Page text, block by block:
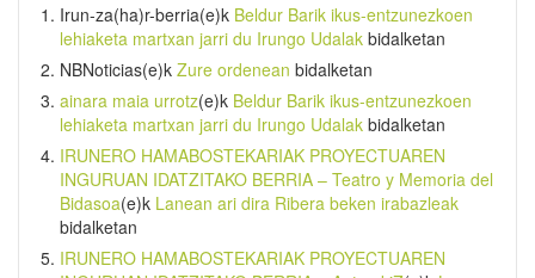
Irun-za(ha)r-berria(e)k Beldur Barik ikus-entzunezkoen
lehiaketa martxan jarri du Irungo Udalak bidalketan
NBNoticias(e)k Zure ordenean bidalketan
ainara maia urrotz(e)k Beldur Barik ikus-entzunezkoen
lehiaketa martxan jarri du Irungo Udalak bidalketan
IRUNERO HAMABOSTEKARIAK PROYECTUAREN
INGURUAN IDATZITAKO BERRIA – Teatro y Memoria del
Bidasoa(e)k Lanean ari dira Ribera beken irabazleak
bidalketan
IRUNERO HAMABOSTEKARIAK PROYECTUAREN